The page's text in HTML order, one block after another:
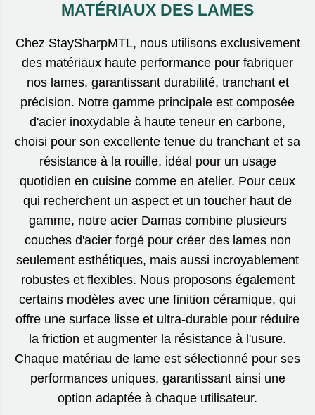
MATÉRIAUX DES LAMES
Chez StaySharpMTL, nous utilisons exclusivement
des matériaux haute performance pour fabriquer
nos lames, garantissant durabilité, tranchant et
précision. Notre gamme principale est composée
d'acier inoxydable à haute teneur en carbone,
choisi pour son excellente tenue du tranchant et sa
résistance à la rouille, idéal pour un usage
quotidien en cuisine comme en atelier. Pour ceux
qui recherchent un aspect et un toucher haut de
gamme, notre acier Damas combine plusieurs
couches d'acier forgé pour créer des lames non
seulement esthétiques, mais aussi incroyablement
robustes et flexibles. Nous proposons également
certains modèles avec une finition céramique, qui
offre une surface lisse et ultra-durable pour réduire
la friction et augmenter la résistance à l'usure.
Chaque matériau de lame est sélectionné pour ses
performances uniques, garantissant ainsi une
option adaptée à chaque utilisateur.